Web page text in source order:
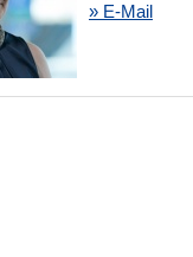
» E-Mail